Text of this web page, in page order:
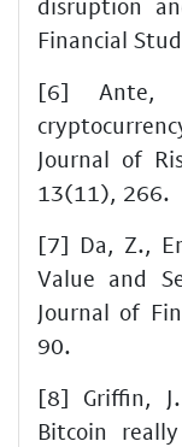
Financial
[6] Ante,
Journal of
13(11), 266.
[7] Da, Z.,
Value and
Journal of
90.
[8] Griffin,
Bitcoin